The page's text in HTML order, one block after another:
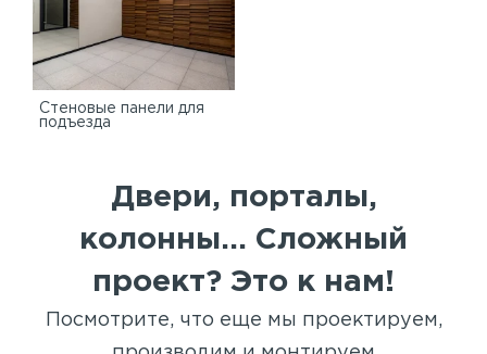
Стеновые панели для
подъезда
Двери, порталы,
колонны... Сложный
проект? Это к нам!
Посмотрите, что еще мы проектируем,